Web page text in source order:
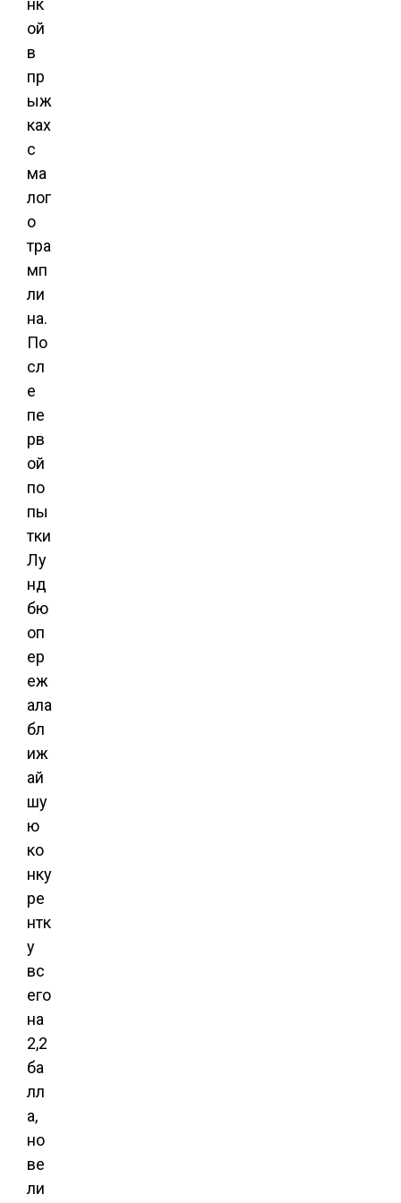
нк
ой
в
пр
ыж
ках
с
ма
лог
о
тра
мп
ли
на.
По
сл
е
пе
рв
ой
по
пы
тки
Лу
нд
бю
оп
ер
еж
ала
бл
иж
ай
шу
ю
ко
нку
ре
нтк
у
вс
его
на
2,2
ба
лл
а,
но
ве
ли